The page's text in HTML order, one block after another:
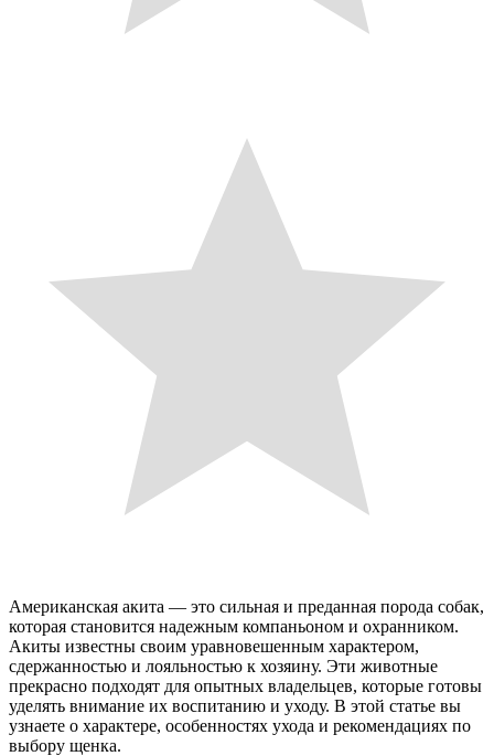
Американская акита — это сильная и преданная порода собак,
которая становится надежным компаньоном и охранником.
Акиты известны своим уравновешенным характером,
сдержанностью и лояльностью к хозяину. Эти животные
прекрасно подходят для опытных владельцев, которые готовы
уделять внимание их воспитанию и уходу. В этой статье вы
узнаете о характере, особенностях ухода и рекомендациях по
выбору щенка.